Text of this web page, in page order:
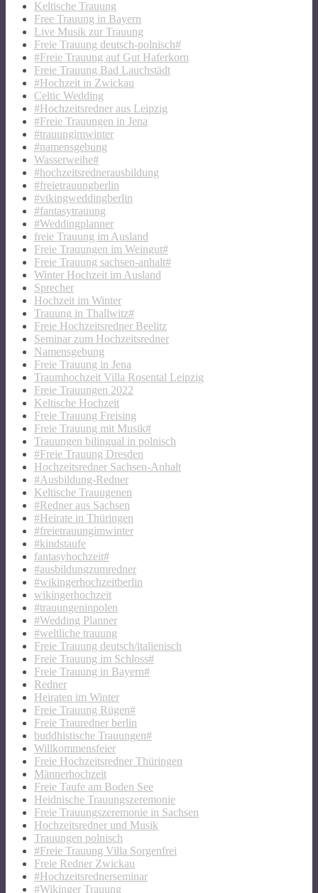
Keltische Trauung
Free Trauung in Bayern
Live Musik zur Trauung
Freie Trauung deutsch-polnisch#
#Freie Trauung auf Gut Haferkorn
Freie Trauung Bad Lauchstädt
#Hochzeit in Zwickau
Celtic Wedding
#Hochzeitsredner aus Leipzig
#Freie Trauungen in Jena
#trauungimwinter
#namensgebung
Wasserweihe#
#hochzeitsrednerausbildung
#freietrauungberlin
#vikingweddingberlin
#fantasytrauung
#Weddingplanner
freie Trauung im Ausland
Freie Trauungen im Weingut#
Freie Trauung sachsen-anhalt#
Winter Hochzeit im Ausland
Sprecher
Hochzeit im Winter
Trauung in Thallwitz#
Freie Hochzeitsredner Beelitz
Seminar zum Hochzeitsredner
Namensgebung
Freie Trauung in Jena
Traumhochzeit Villa Rosental Leipzig
Freie Trauungen 2022
Keltische Hochzeit
Freie Trauung Freising
Freie Trauung mit Musik#
Trauungen bilingual in polnisch
#Freie Trauung Dresden
Hochzeitsredner Sachsen-Anhalt
#Ausbildung-Redner
Keltische Trauugenen
#Redner aus Sachsen
#Heirate in Thüringen
#freietrauungimwinter
#kindstaufe
fantasyhochzeit#
#ausbildungzumredner
#wikingerhochzeitberlin
wikingerhochzeit
#trauungeninpolen
#Wedding Planner
#weltliche trauung
Freie Trauung deutsch/italienisch
Freie Trauung im Schloss#
Freie Trauung in Bayern#
Redner
Heiraten im Winter
Freie Trauung Rügen#
Freie Trauredner berlin
buddhistische Trauungen#
Willkommensfeier
Freie Hochzeitsredner Thüringen
Männerhochzeit
Freie Taufe am Boden See
Heidnische Trauungszeremonie
Freie Trauungszeremonie in Sachsen
Hochzeitsredner und Musik
Trauungen polnisch
#Freie Trauung Villa Sorgenfrei
Freie Redner Zwickau
#Hochzeitsrednerseminar
#Wikinger Trauung